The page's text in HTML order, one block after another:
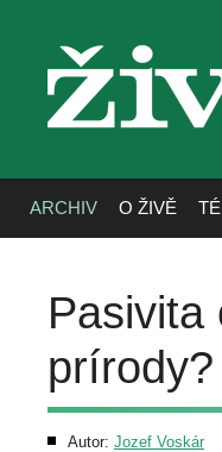
živa
ARCHIV O ŽIVĚ
Pasivita
prírody?
Autor: Jozef Voskár